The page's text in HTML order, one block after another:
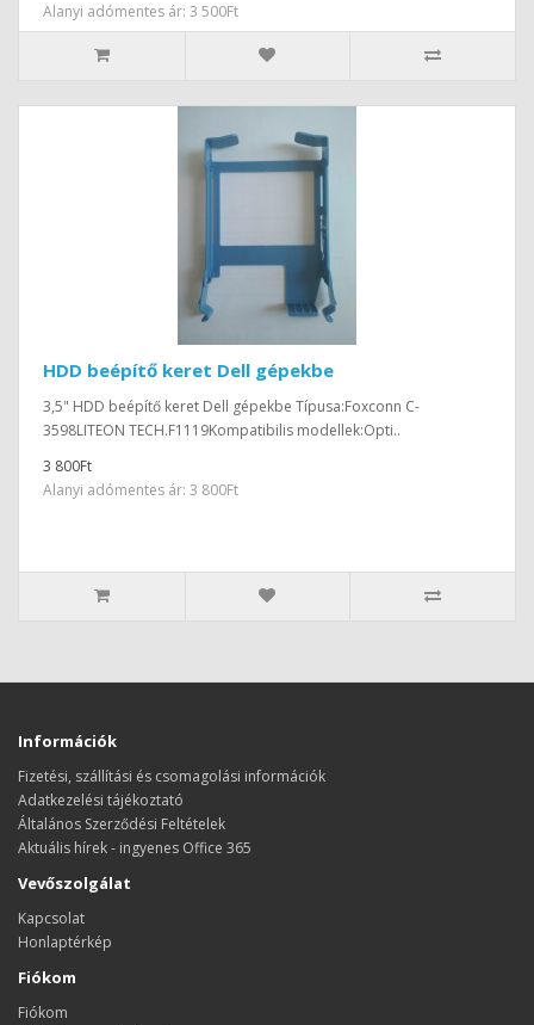
Alanyi adómentes ár: 3 500Ft
HDD beépítő keret Dell gépekbe
3,5" HDD beépítő keret Dell gépekbe Típusa:Foxconn C-
3598LITEON TECH.F1119Kompatibilis modellek:Opti..
3 800Ft
Alanyi adómentes ár: 3 800Ft
Információk
Fizetési, szállítási és csomagolási információk
Adatkezelési tájékoztató
Általános Szerződési Feltételek
Aktuális hírek - ingyenes Office 365
Vevőszolgálat
Kapcsolat
Honlaptérkép
Fiókom
Fiókom